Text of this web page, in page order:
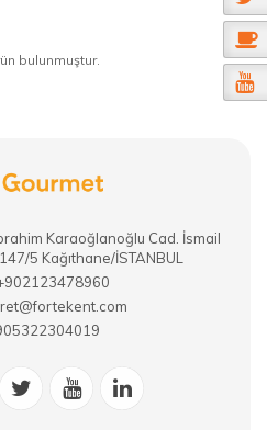
bulunmuştur.
Karaoğlanoğlu Cad. İsmail
5 Kağıthane/İSTANBUL